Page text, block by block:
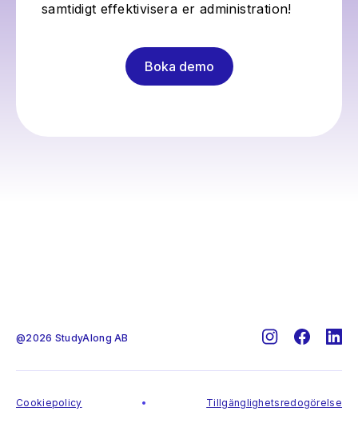
samtidigt effektivisera er administration!
Boka demo
@2026 StudyAlong AB
Cookiepolicy • Tillgänglighetsredogörelse